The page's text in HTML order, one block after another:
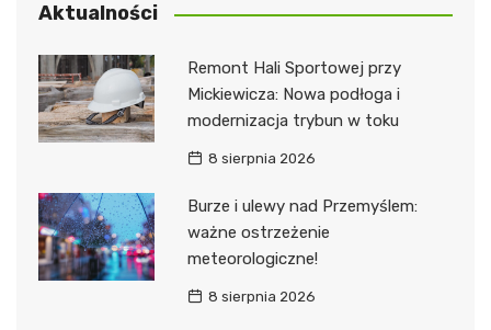
Aktualności
Remont Hali Sportowej przy
Mickiewicza: Nowa podłoga i
modernizacja trybun w toku
8 sierpnia 2026
Burze i ulewy nad Przemyślem:
ważne ostrzeżenie
meteorologiczne!
8 sierpnia 2026